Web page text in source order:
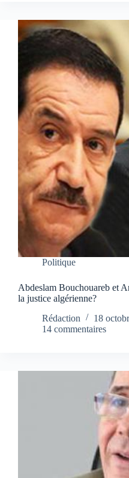
Politique
Abdeslam Bouchouareb et
la justice algérienne?
Rédaction
18
14 commentaires